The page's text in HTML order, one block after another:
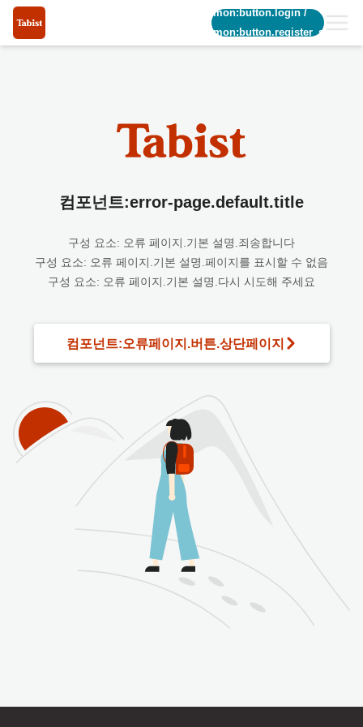
common:button.login/
common:button.register_short
컴포넌트:error-page.default.title
구성 요소: 오류 페이지.기본 설명.죄송합니다
구성 요소: 오류 페이지.기본 설명.페이지를 표시할 수 없음
구성 요소: 오류 페이지.기본 설명.다시 시도해 주세요
컴포넌트:오류페이지.버튼.상단페이지